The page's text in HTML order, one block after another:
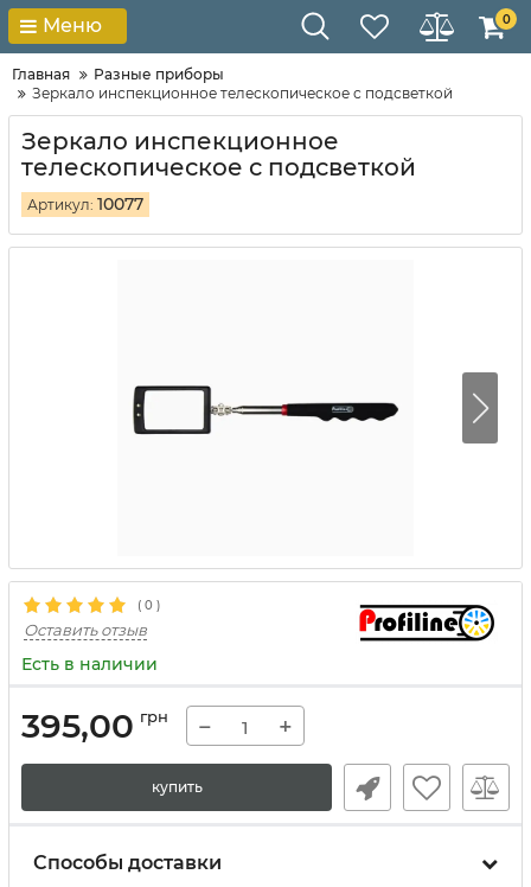
Меню 0
Главная
Разные приборы
Зеркало инспекционное телескопическое с подсветкой
Зеркало инспекционное
телескопическое с подсветкой
Артикул: 10077
( 0 )
Оставить отзыв
Есть в наличии
395,00 грн − +
купить
Способы доставки